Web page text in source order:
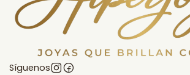
Síguenos